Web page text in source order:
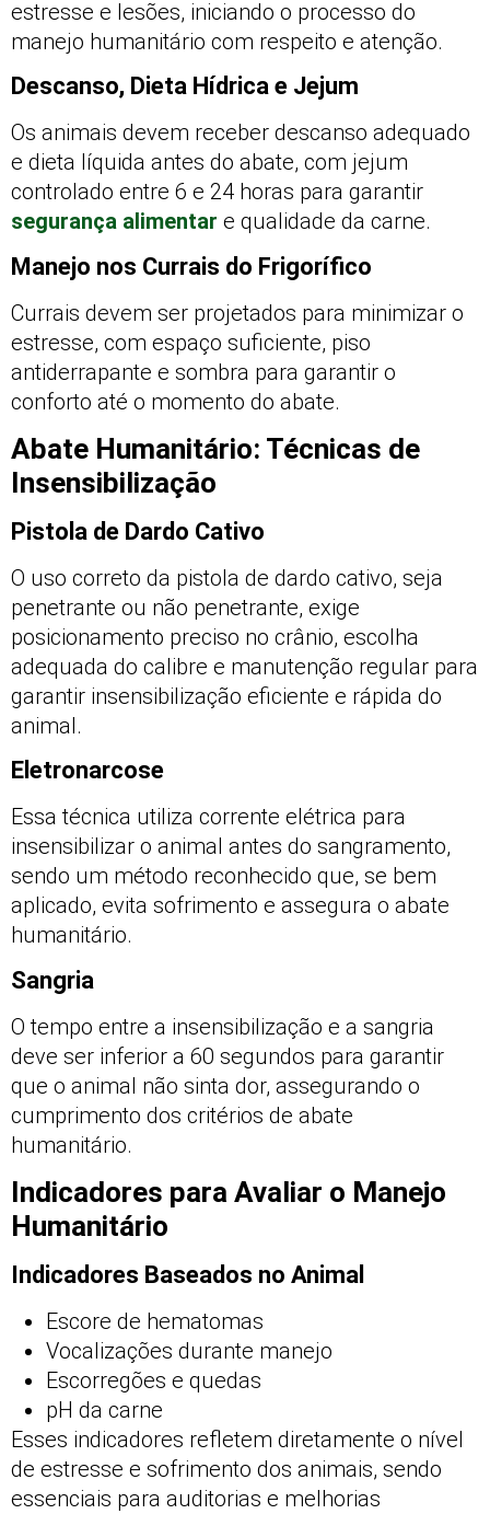
estresse e lesões, iniciando o processo do
manejo humanitário com respeito e atenção.
Descanso, Dieta Hídrica e Jejum
Os animais devem receber descanso adequado
e dieta líquida antes do abate, com jejum
controlado entre 6 e 24 horas para garantir
segurança alimentar e qualidade da carne.
Manejo nos Currais do Frigorífico
Currais devem ser projetados para minimizar o
estresse, com espaço suficiente, piso
antiderrapante e sombra para garantir o
conforto até o momento do abate.
Abate Humanitário: Técnicas de
Insensibilização
Pistola de Dardo Cativo
O uso correto da pistola de dardo cativo, seja
penetrante ou não penetrante, exige
posicionamento preciso no crânio, escolha
adequada do calibre e manutenção regular para
garantir insensibilização eficiente e rápida do
animal.
Eletronarcose
Essa técnica utiliza corrente elétrica para
insensibilizar o animal antes do sangramento,
sendo um método reconhecido que, se bem
aplicado, evita sofrimento e assegura o abate
humanitário.
Sangria
O tempo entre a insensibilização e a sangria
deve ser inferior a 60 segundos para garantir
que o animal não sinta dor, assegurando o
cumprimento dos critérios de abate
humanitário.
Indicadores para Avaliar o Manejo
Humanitário
Indicadores Baseados no Animal
Escore de hematomas
Vocalizações durante manejo
Escorregões e quedas
pH da carne
Esses indicadores refletem diretamente o nível
de estresse e sofrimento dos animais, sendo
essenciais para auditorias e melhorias